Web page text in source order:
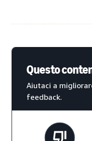
Questo
Aiutaci a
feedback.